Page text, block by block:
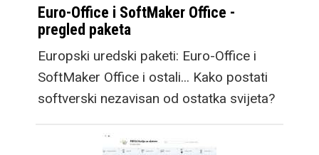
Euro-Office i SoftMaker Office -
pregled paketa
Europski uredski paketi: Euro-Office i
SoftMaker Office i ostali... Kako postati
softverski nezavisan od ostatka svijeta?